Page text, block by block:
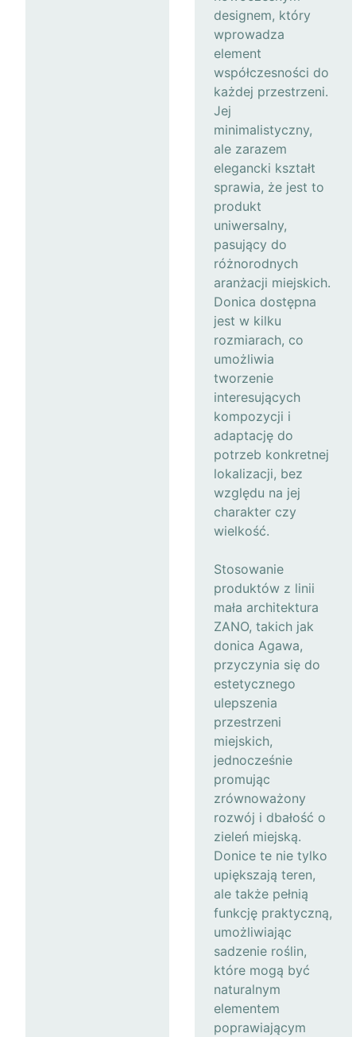
designem, który
wprowadza
element
współczesności do
każdej przestrzeni.
Jej
minimalistyczny,
ale zarazem
elegancki kształt
sprawia, że jest to
produkt
uniwersalny,
pasujący do
różnorodnych
aranżacji miejskich.
Donica dostępna
jest w kilku
rozmiarach, co
umożliwia
tworzenie
interesujących
kompozycji i
adaptację do
potrzeb konkretnej
lokalizacji, bez
względu na jej
charakter czy
wielkość.
Stosowanie
produktów z linii
mała architektura
ZANO, takich jak
donica Agawa,
przyczynia się do
estetycznego
ulepszenia
przestrzeni
miejskich,
jednocześnie
promując
zrównoważony
rozwój i dbałość o
zieleń miejską.
Donice te nie tylko
upiększają teren,
ale także pełnią
funkcję praktyczną,
umożliwiając
sadzenie roślin,
które mogą być
naturalnym
elementem
poprawiającym